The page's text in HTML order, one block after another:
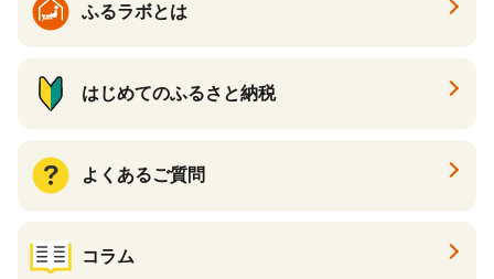
ふるラボとは
はじめてのふるさと納税
よくあるご質問
コラム